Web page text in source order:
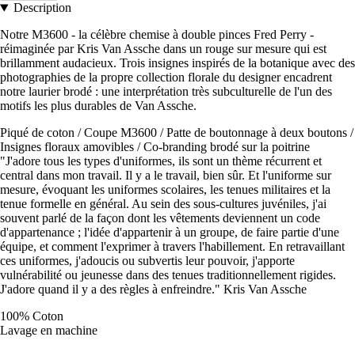
Description
Notre M3600 - la célèbre chemise à double pinces Fred Perry -
réimaginée par Kris Van Assche dans un rouge sur mesure qui est
brillamment audacieux. Trois insignes inspirés de la botanique avec des
photographies de la propre collection florale du designer encadrent
notre laurier brodé : une interprétation très subculturelle de l'un des
motifs les plus durables de Van Assche.
Piqué de coton / Coupe M3600 / Patte de boutonnage à deux boutons /
Insignes floraux amovibles / Co-branding brodé sur la poitrine
"J'adore tous les types d'uniformes, ils sont un thème récurrent et
central dans mon travail. Il y a le travail, bien sûr. Et l'uniforme sur
mesure, évoquant les uniformes scolaires, les tenues militaires et la
tenue formelle en général. Au sein des sous-cultures juvéniles, j'ai
souvent parlé de la façon dont les vêtements deviennent un code
d'appartenance ; l'idée d'appartenir à un groupe, de faire partie d'une
équipe, et comment l'exprimer à travers l'habillement. En retravaillant
ces uniformes, j'adoucis ou subvertis leur pouvoir, j'apporte
vulnérabilité ou jeunesse dans des tenues traditionnellement rigides.
J'adore quand il y a des règles à enfreindre." Kris Van Assche
100% Coton
Lavage en machine